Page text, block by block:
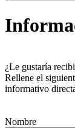
¿Le gustaría
Rellene el
informativo
Nombre